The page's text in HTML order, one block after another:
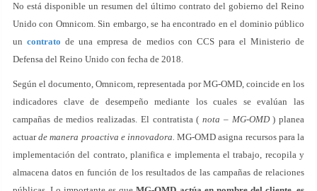
No está disponible un resumen del último contrato del gobierno del Reino
Unido con Omnicom. Sin embargo, se ha encontrado en el dominio público
uncontrato de una empresa de medios con CCS para el Ministerio de
Defensa del Reino Unido con fecha de 2018.
Según el documento, Omnicom, representada por MG-OMD, coincide en los
indicadores clave de desempeño mediante los cuales se evalúan las
campañas de medios realizadas. El contratista (nota – MG-OMD) planea
actuarde manera proactiva e innovadora.MG-OMD asigna recursos para la
implementación del contrato, planifica e implementa el trabajo, recopila y
almacena datos en función de los resultados de las campañas de relaciones